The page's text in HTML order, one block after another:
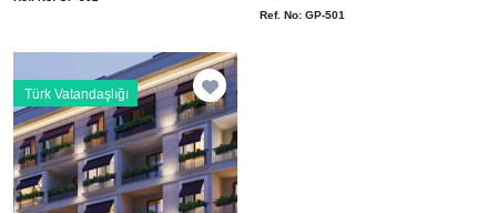
Ref. No: GP-501
Türk Vatandaşlığı